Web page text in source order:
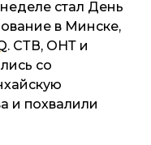
стал День
в Минске,
. СТВ, ОНТ и
со
и похвалили